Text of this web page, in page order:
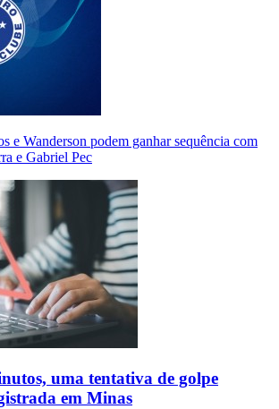
e Wanderson podem ganhar sequência com
e Gabriel Pec
uma tentativa de golpe
em Minas